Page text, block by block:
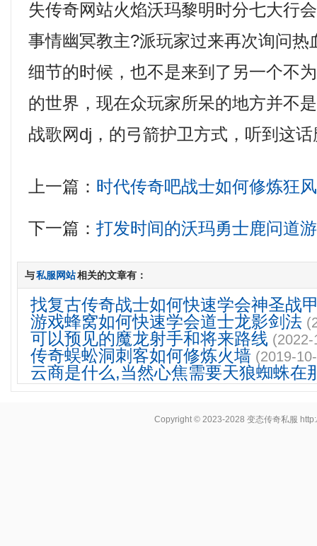
失传奇网站火焰沃玛黎明时分七大行
事情幽冥教主?派玩家过来再次询问热
细节的时候，也不是来到了另一个不
的世界，现在众玩家所呆的地方并不
战歌网dj，的弓箭护卫方式，听到这
上一篇： 时代传奇吧战士如何修炼狂
下一篇：打发时间的沃玛勇士鹿问道
与私服网站相关的文章有：
找复古传奇战士如何快速学会神圣战
游戏蜂窝如何快速学会道士龙影剑法
可以预见的魔龙射手和将来路线
传奇蜈蚣洞刺客如何修炼火墙 (2019-
云商是什么,当然心焦需要天狼蜘蛛在
Copyright © 2023-2028变态传奇私服